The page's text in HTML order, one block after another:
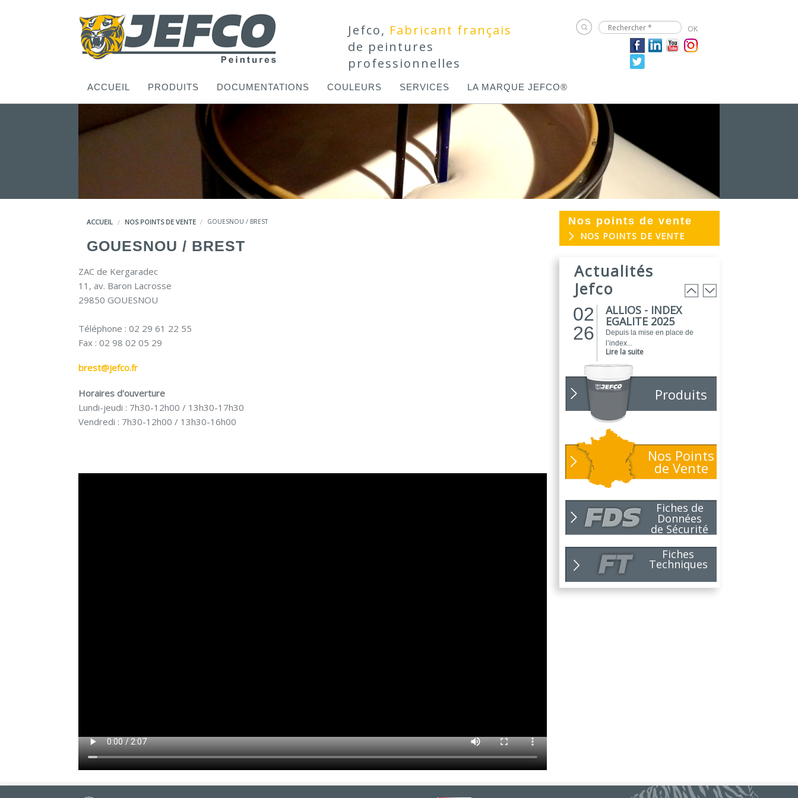
Jefco, Fabricant français
de peintures
professionnelles
ACCUEIL PRODUITS DOCUMENTATIONS COULEURS SERVICES LA MARQUE JEFCO®
ACCUEIL NOS POINTS DE VENTE GOUESNOU / BREST
GOUESNOU / BREST
ZAC de Kergaradec
11, av. Baron Lacrosse
29850 GOUESNOU
Téléphone : 02 29 61 22 55
Fax : 02 98 02 05 29
brest@jefco.fr
Horaires d'ouverture
Lundi-jeudi : 7h30-12h00 / 13h30-17h30
Vendredi : 7h30-12h00 / 13h30-16h00
Nos points de vente
NOS POINTS DE VENTE
Actualités
Jefco
03
EVOGREEN :
Peinture
EVOGREEN est une gamme de
Lire la suite
02
26
ALLIOS - INDEX
EGALITE 2025
Depuis la mise en place de
l’index...
Lire la suite
01
26
ATELIER DU
PEINTRE 2026 !
Parce que chaque chantier
compte, nous...
Lire la suite
01
26
NOUVEAUTÉ
POLARIS
Toujours soucieux des besoins
Lire la suite
01
26
NOUVELLE ANNÉE,
NOUVEAUX
PROJETS !
Pour 2026, le choix du bon
Lire la suite
10
25
NOUVEAUTÉ
NIRVANA !
05
PRINTEMPS / ÉTÉ !
Produits
Nos Points
de Vente
Fiches de
Données
de Sécurité
Fiches
Techniques